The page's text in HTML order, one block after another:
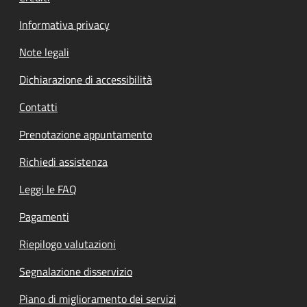
Informativa privacy
Note legali
Dichiarazione di accessibilità
Contatti
Prenotazione appuntamento
Richiedi assistenza
Leggi le FAQ
Pagamenti
Riepilogo valutazioni
Segnalazione disservizio
Piano di miglioramento dei servizi